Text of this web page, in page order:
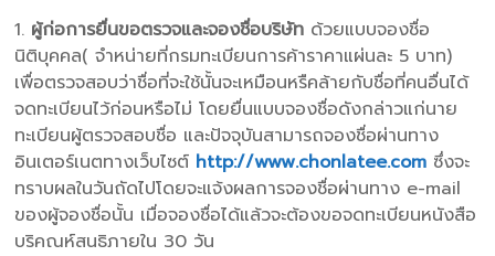
1. ผู้ก่อการยื่นขอตรวจและจองชื่อบริษัท ด้วยแบบจองชื่อ
นิติบุคคล( จำหน่ายที่กรมทะเบียนการค้าราคาแผ่นละ 5 บาท)
เพื่อตรวจสอบว่าชื่อที่จะใช้นั้นจะเหมือนหรืคล้ายกับชื่อที่คนอื่นได้
จดทะเบียนไว้ก่อนหรือไม่ โดยยื่นแบบจองชื่อดังกล่าวแก่นาย
ทะเบียนผู้ตรวจสอบชื่อ และปัจจุบันสามารถจองชื่อผ่านทาง
อินเตอร์เนตทางเว็บไซต์ http://www.chonlatee.com ซึ่งจะ
ทราบผลในวันถัดไปโดยจะแจ้งผลการจองชื่อผ่านทาง e-mail
ของผู้จองชื่อนั้น เมื่อจองชื่อได้แล้วจะต้องขอจดทะเบียนหนังสือ
บริคณห์สนธิภายใน 30 วัน